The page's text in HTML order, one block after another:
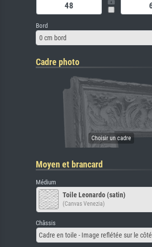
Bord
0 cm bord
Cadre photo
Moyen et brancard
Médium
Toile Leonardo (satin)
(Canvas Venezia)
Châssis
Cadre en toile - Image reflétée sur le côté